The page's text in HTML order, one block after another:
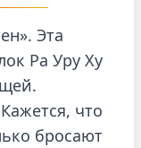
Эта
Ра Уру Ху
что
бросают